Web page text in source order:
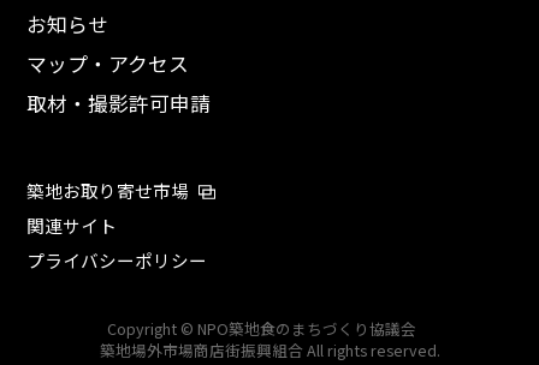
お知らせ
マップ・アクセス
取材・撮影許可申請
築地お取り寄せ市場
関連サイト
プライバシーポリシー
Copyright © NPO築地食のまちづくり協議会
築地場外市場商店街振興組合 All rights reserved.